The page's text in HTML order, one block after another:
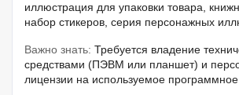
иллюстрация для упаковки товара,
набор стикеров, серия персонажных
Важно знать: Требуется владение
средствами (ПЭВМ или планшет) и
лицензии на используемое